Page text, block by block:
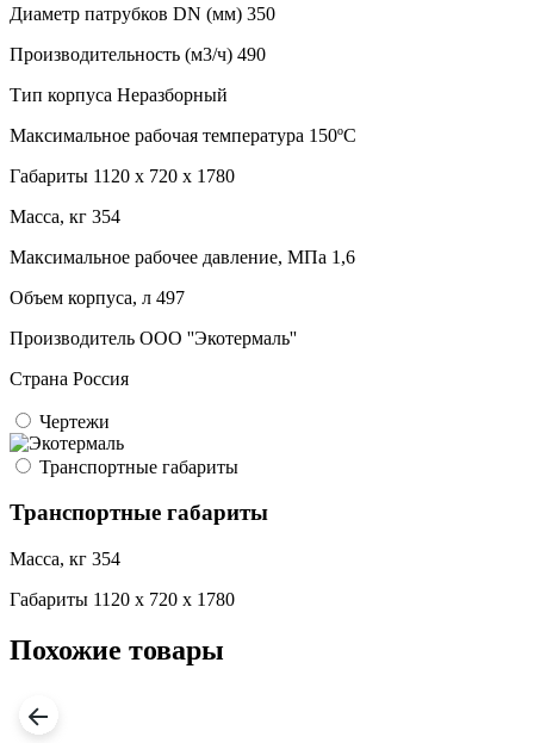
Диаметр патрубков DN (мм) 350
Производительность (м3/ч) 490
Тип корпуса Неразборный
Максимальное рабочая температура 150ºC
Габариты 1120 x 720 x 1780
Масса, кг 354
Максимальное рабочее давление, МПа 1,6
Объем корпуса, л 497
Производитель ООО ''Экотермаль''
Страна Россия
Чертежи
Транспортные габариты
Транспортные габариты
Масса, кг 354
Габариты 1120 x 720 x 1780
Похожие товары